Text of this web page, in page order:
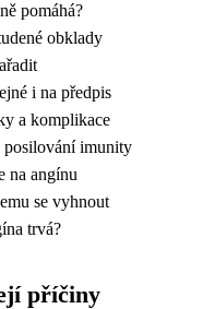
pomáhá?
obklady
i na předpis
a komplikace
posilování imunity
na angínu
se vyhnout
trvá?
příčiny